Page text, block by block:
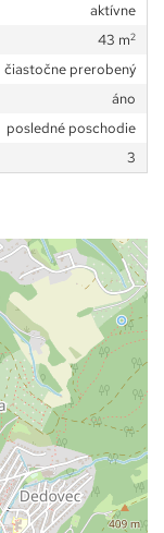
aktívne
43 m2
čiastočne prerobený
áno
posledné poschodie
3